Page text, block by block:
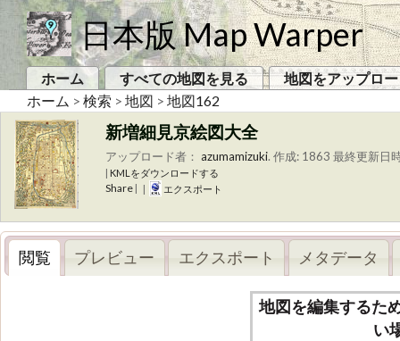
日本版 Map Warper
ホーム すべての地図を見る
地図をアップロ
ホーム > 検索 > 地図 > 地図162
新増細見京絵図大全
アップロード者： azumamizuki. 作成: 1863 最終更新日
| KMLをダウンロードする
Share | | エクスポート
閲覧 プレビュー エクスポート メタデータ
地図を編集するた
い